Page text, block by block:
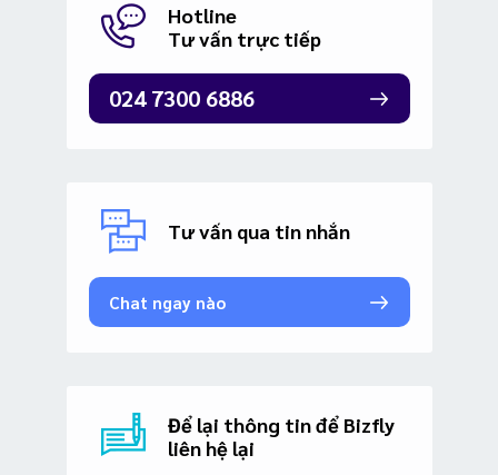
Hotline
Tư vấn trực tiếp
024 7300 6886
Tư vấn qua tin nhắn
Chat ngay nào
Để lại thông tin để Bizfly
liên hệ lại